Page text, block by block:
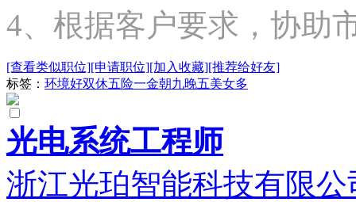
4、根据客户要求，协助
[查看类似职位][申请职位][加入收藏][推荐给好友]
标签： 环境好双休五险一金朝九晚五美女多
光电系统工程师
浙江光珀智能科技有限公